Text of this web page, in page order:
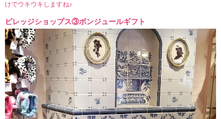
けでウキウキしますね♪
ビレッジショップス③ボンジュールギフト